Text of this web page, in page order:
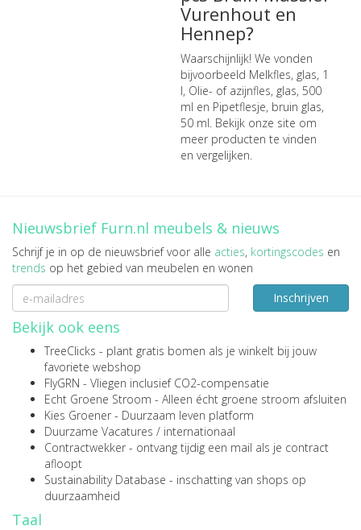
Vurenhout en
Hennep?
Waarschijnlijk! We vonden
bijvoorbeeld Melkfles, glas, 1
l, Olie- of azijnfles, glas, 500
ml en Pipetflesje, bruin glas,
50 ml. Bekijk onze site om
meer producten te vinden
en vergelijken.
Nieuwsbrief Furn.nl meubels & nieuws
Schrijf je in op de nieuwsbrief voor alle acties, kortingscodes en
trends op het gebied van meubelen en wonen
Inschrijven
Bekijk ook eens
TreeClicks - plant gratis bomen als je winkelt bij jouw
favoriete webshop
FlyGRN - Vliegen inclusief CO2-compensatie
Echt Groene Stroom - Alleen écht groene stroom afsluiten
Kies Groener - Duurzaam leven platform
Duurzame Vacatures / internationaal
Contractwekker - ontvang tijdig een mail als je contract
afloopt
Sustainability Database - inschatting van shops op
duurzaamheid
Taal